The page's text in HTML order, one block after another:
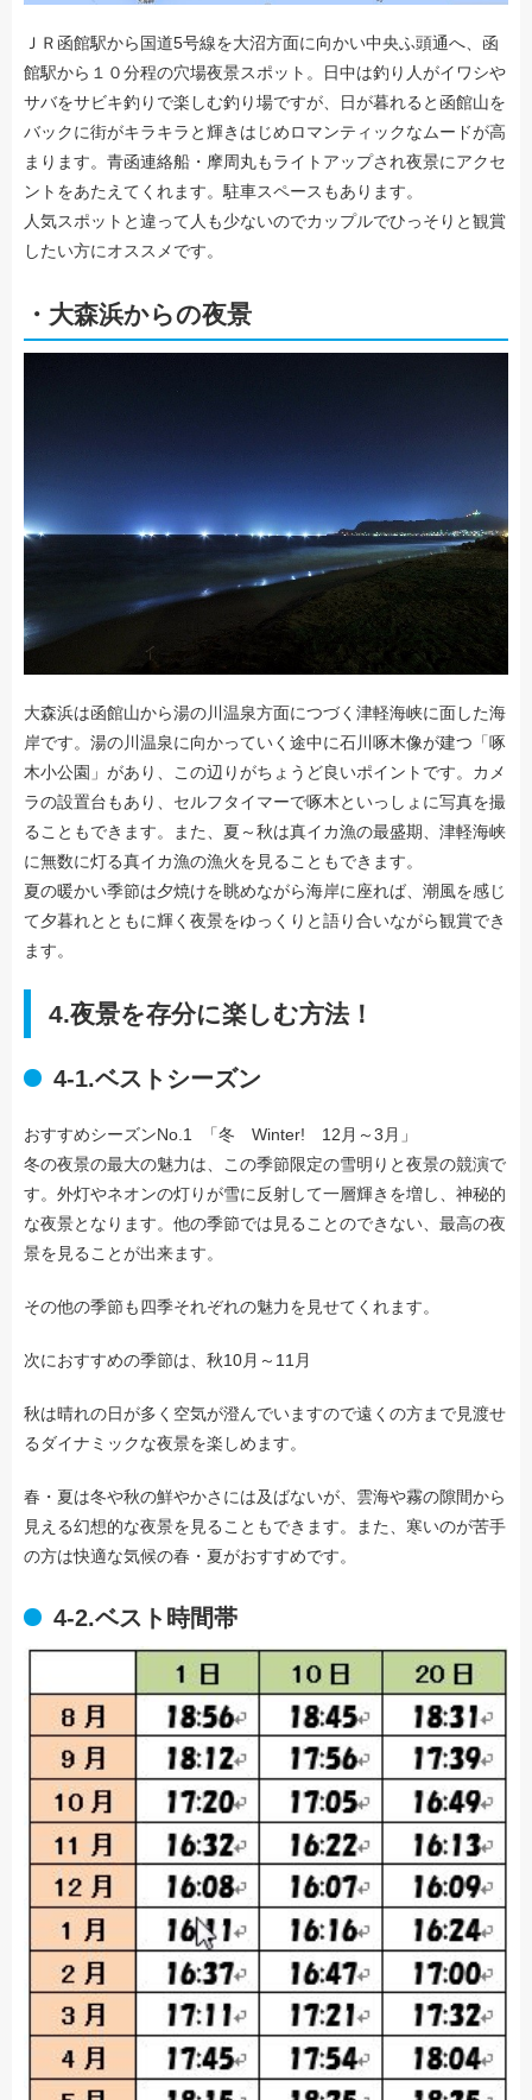
ＪＲ函館駅から国道5号線を大沼方面に向かい中央ふ頭通へ、函
館駅から１０分程の穴場夜景スポット。日中は釣り人がイワシや
サバをサビキ釣りで楽しむ釣り場ですが、日が暮れると函館山を
バックに街がキラキラと輝きはじめロマンティックなムードが高
まります。青函連絡船・摩周丸もライトアップされ夜景にアクセ
ントをあたえてくれます。駐車スペースもあります。
人気スポットと違って人も少ないのでカップルでひっそりと観賞
したい方にオススメです。
・大森浜からの夜景
大森浜は函館山から湯の川温泉方面につづく津軽海峡に面した海
岸です。湯の川温泉に向かっていく途中に石川啄木像が建つ「啄
木小公園」があり、この辺りがちょうど良いポイントです。カメ
ラの設置台もあり、セルフタイマーで啄木といっしょに写真を撮
ることもできます。また、夏～秋は真イカ漁の最盛期、津軽海峡
に無数に灯る真イカ漁の漁火を見ることもできます。
夏の暖かい季節は夕焼けを眺めながら海岸に座れば、潮風を感じ
て夕暮れとともに輝く夜景をゆっくりと語り合いながら観賞でき
ます。
4.夜景を存分に楽しむ方法！
4-1.ベストシーズン
おすすめシーズンNo.1 「冬 Winter! 12月～3月」
冬の夜景の最大の魅力は、この季節限定の雪明りと夜景の競演で
す。外灯やネオンの灯りが雪に反射して一層輝きを増し、神秘的
な夜景となります。他の季節では見ることのできない、最高の夜
景を見ることが出来ます。
その他の季節も四季それぞれの魅力を見せてくれます。
次におすすめの季節は、秋10月～11月
秋は晴れの日が多く空気が澄んでいますので遠くの方まで見渡せ
るダイナミックな夜景を楽しめます。
春・夏は冬や秋の鮮やかさには及ばないが、雲海や霧の隙間から
見える幻想的な夜景を見ることもできます。また、寒いのが苦手
の方は快適な気候の春・夏がおすすめです。
4-2.ベスト時間帯